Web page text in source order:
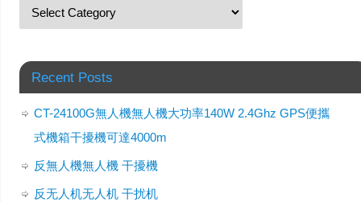
Recent Posts
CT-24100G無人機無人機大功率140W 2.4Ghz GPS便攜
式機箱干擾機可達4000m
反無人機無人機 干擾機
反无人机无人机 干扰机